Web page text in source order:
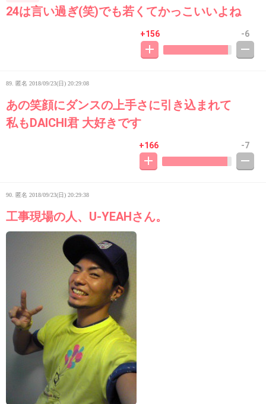
24は言い過ぎ(笑)でも若くてかっこいいよね
+156 -6
89. 匿名 2018/09/23(日) 20:29:08
あの笑顔にダンスの上手さに引き込まれて
私もDAICHI君 大好きです
+166 -7
90. 匿名 2018/09/23(日) 20:29:38
工事現場の人、U-YEAHさん。